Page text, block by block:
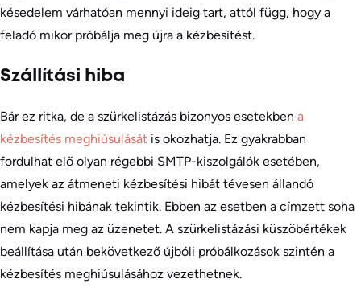
késedelem várhatóan mennyi ideig tart, attól függ, hogy a
feladó mikor próbálja meg újra a kézbesítést.
Szállítási hiba
Bár ez ritka, de a szürkelistázás bizonyos esetekben a
kézbesítés meghiúsulását is okozhatja. Ez gyakrabban
fordulhat elő olyan régebbi SMTP-kiszolgálók esetében,
amelyek az átmeneti kézbesítési hibát tévesen állandó
kézbesítési hibának tekintik. Ebben az esetben a címzett soha
nem kapja meg az üzenetet. A szürkelistázási küszöbértékek
beállítása után bekövetkező újbóli próbálkozások szintén a
kézbesítés meghiúsulásához vezethetnek.